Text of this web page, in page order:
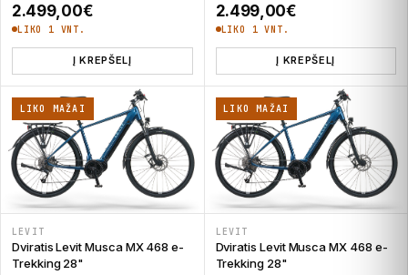
2.499,00€
LIKO 1 VNT.
Į KREPŠELĮ
2.499,00€
LIKO 1 VNT.
Į KREPŠELĮ
LIKO MAŽAI
LEVIT
Dviratis Levit Musca MX 468 e-
Trekking 28"
LIKO MAŽAI
LEVIT
Dviratis Levit Musca MX 468 e-
Trekking 28"